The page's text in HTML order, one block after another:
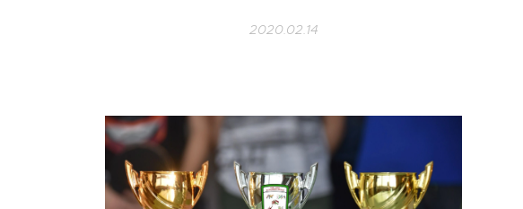
2020.02.14